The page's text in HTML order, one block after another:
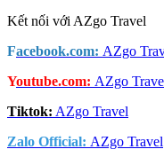
Kết nối với AZgo Travel
Facebook.com: AZgo
Youtube.com: AZgo
Tiktok: AZgo Travel
Zalo Official: AZgo Travel